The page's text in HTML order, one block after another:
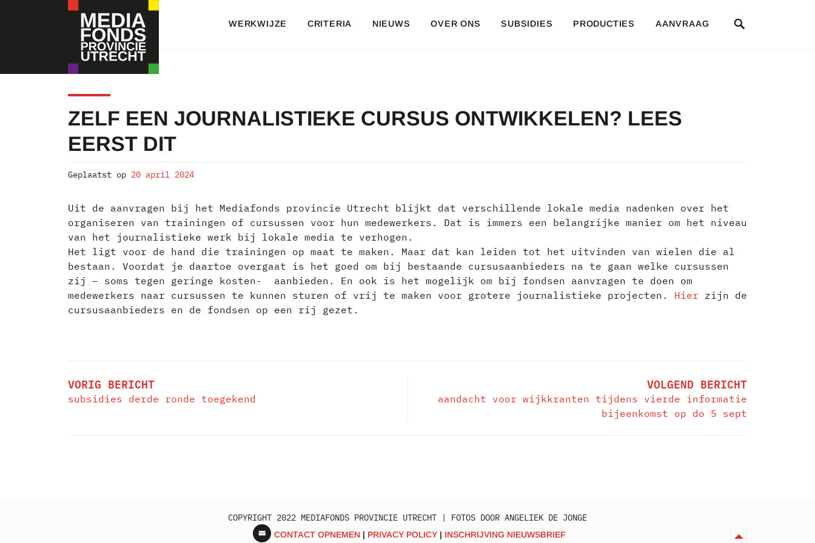
MEDIAFONDS
PROVINCIE
UTRECHT
WERKWIJZE CRITERIA NIEUWS OVER ONS SUBSIDIES PRODUCTIES AANVRAAG
ZELF EEN JOURNALISTIEKE CURSUS ONTWIKKELEN? LEES
EERST DIT
Geplaatst op 20 april 2024
Uit de aanvragen bij het Mediafonds provincie Utrecht blijkt dat verschillende lokale media nadenken over het
organiseren van trainingen of cursussen voor hun medewerkers. Dat is immers een belangrijke manier om het niveau
van het journalistieke werk bij lokale media te verhogen.
Het ligt voor de hand die trainingen op maat te maken. Maar dat kan leiden tot het uitvinden van wielen die al
bestaan. Voordat je daartoe overgaat is het goed om bij bestaande cursusaanbieders na te gaan welke cursussen
zij – soms tegen geringe kosten- aanbieden. En ook is het mogelijk om bij fondsen aanvragen te doen om
medewerkers naar cursussen te kunnen sturen of vrij te maken voor grotere journalistieke projecten. Hier zijn de
cursusaanbieders en de fondsen op een rij gezet.
VORIG BERICHT
subsidies derde ronde toegekend
VOLGEND BERICHT
aandacht voor wijkkranten tijdens vierde informatie
bijeenkomst op do 5 sept
COPYRIGHT 2022 MEDIAFONDS PROVINCIE UTRECHT | FOTOS DOOR ANGELIEK DE JONGE
CONTACT OPNEMEN PRIVACY POLICY INSCHRIJVING NIEUWSBRIEF